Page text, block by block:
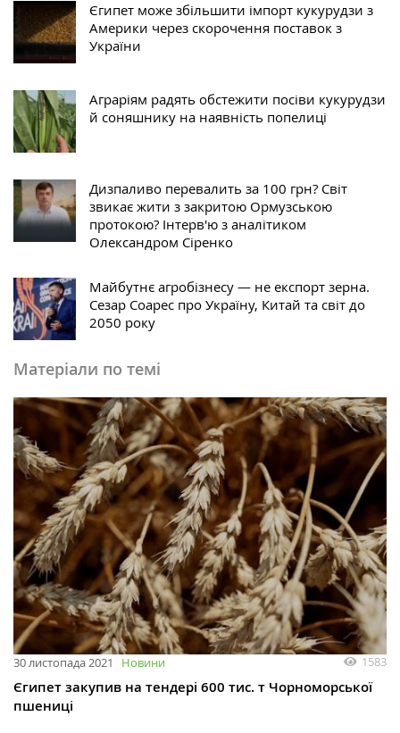
Єгипет може збільшити імпорт кукурудзи з
Америки через скорочення поставок з
України
Аграріям радять обстежити посіви кукурудзи
й соняшнику на наявність попелиці
Дизпаливо перевалить за 100 грн? Світ
звикає жити з закритою Ормузською
протокою? Інтерв'ю з аналітиком
Олександром Сіренко
Майбутнє агробізнесу — не експорт зерна.
Сезар Соарес про Україну, Китай та світ до
2050 року
Матеріали по темі
30 листопада 2021 Новини 1583
Єгипет закупив на тендері 600 тис. т Чорноморської
пшениці